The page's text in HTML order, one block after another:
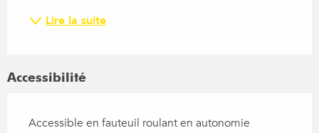
Lire la suite
Accessibilité
Accessible en fauteuil roulant en autonomie